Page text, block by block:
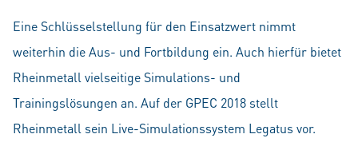
Eine Schlüsselstellung für den Einsatzwert nimmt
weiterhin die Aus- und Fortbildung ein. Auch hierfür bietet
Rheinmetall vielseitige Simulations- und
Trainingslösungen an. Auf der GPEC 2018 stellt
Rheinmetall sein Live-Simulationssystem Legatus vor.